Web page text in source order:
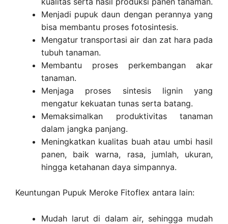
Menjadi pupuk daun dengan perannya yang
bisa membantu proses fotosintesis.
Mengatur transportasi air dan zat hara pada
tubuh tanaman.
Membantu proses perkembangan akar
tanaman.
Menjaga proses sintesis lignin yang
mengatur kekuatan tunas serta batang.
Memaksimalkan produktivitas tanaman
dalam jangka panjang.
Meningkatkan kualitas buah atau umbi hasil
panen, baik warna, rasa, jumlah, ukuran,
hingga ketahanan daya simpannya.
Keuntungan Pupuk Meroke Fitoflex antara lain:
Mudah larut di dalam air, sehingga mudah